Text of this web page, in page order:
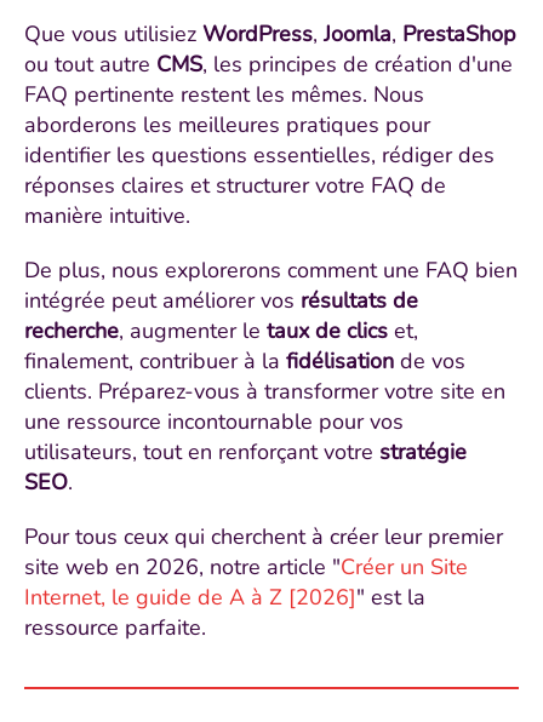
Que vous utilisiez WordPress,Joomla, PrestaShop
ou tout autre CMS, les principes de création d'une
FAQ pertinente restent les mêmes. Nous
aborderons les meilleures pratiques pour
identifier les questions essentielles, rédiger des
réponses claires et structurer votre FAQ de
manière intuitive.
De plus, nous explorerons comment une FAQ bien
intégrée peut améliorer vos résultats de
recherche, augmenter le taux de clics et,
finalement, contribuer à la fidélisation de vos
clients. Préparez-vous à transformer votre site en
une ressource incontournable pour vos
utilisateurs, tout en renforçant votre stratégie
SEO.
Pour tous ceux qui cherchent à créer leur premier
site web en 2026, notre article "Créer un Site
Internet, le guide de A à Z [2026]" est la
ressource parfaite.